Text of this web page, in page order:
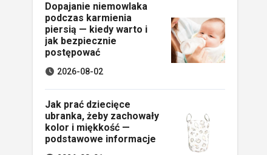
Dopajanie niemowlaka
podczas karmienia
piersią — kiedy warto i
jak bezpiecznie
postępować
2026-08-02
Jak prać dziecięce
ubranka, żeby zachowały
kolor i miękkość —
podstawowe informacje